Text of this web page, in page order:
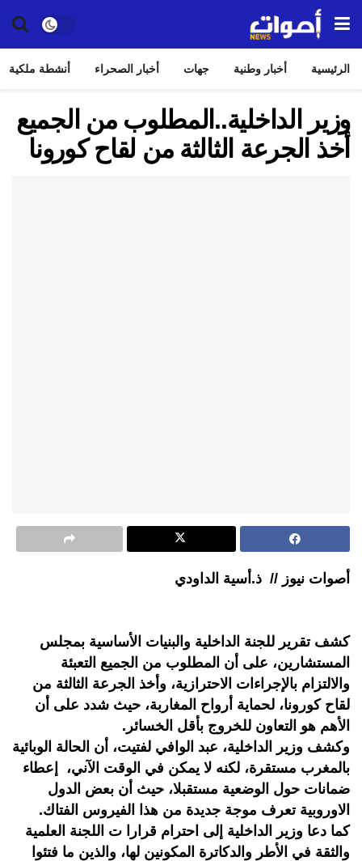
الرئيسية أخبار وطنية جهات أخبار الصحراء أنشطة ملكية
وزير الداخلية..المطلوب من الجميع
أخذ الجرعة الثالثة من لقاح كورونا
أصوات نيوز // ذ.أسية الداودي
كشف تقرير للجنة الداخلية والبنيات الأساسية بمجلس
المستشارين، على أن المطلوب من الجميع التعبئة
والالتزام بالإجراءات الاحترازية، وأخذ الجرعة الثالثة من
لقاح كورونا، لحماية أرواح المغاربة، حيث شدد على أن
الأهم هو التعاون للخروج بأقل الخسائر.
وكشف وزير الداخلية، عبد الوافي لفتيت، أن الحالة الوبائية
بالمغرب مستقرة، لكنه لا يمكن في الوقت الآني، إعطاء
ضمانات حول الوضعية مستقبلا، حيث أن بعض الدول
الاوروبية تعرف موجة جديدة من هذا الفيروس الفتاك.
كما دعا وزير الداخلية إلى احترام قرارا ت اللجنة العلمية
والثقة في الأطر والدكاترة المكونين لها، والذين ما فتئوا